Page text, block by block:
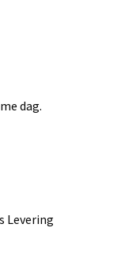
dag.
Levering